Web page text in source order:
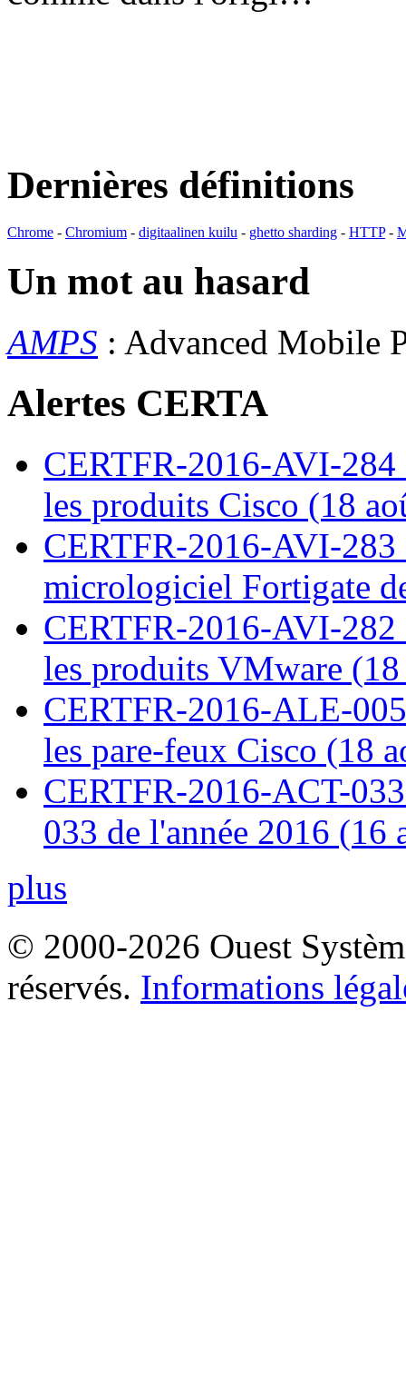
Dernières définitions
Chrome - Chromium - digitaalinen kuilu - ghetto sharding - HTTP-
Un mot au hasard
AMPS : Advanced Mobile
Alertes CERTA
CERTFR-2016-AVI-
les produits Cisco (18
CERTFR-2016-AVI-
micrologiciel Fortigate
CERTFR-2016-AVI-
les produits VMware
CERTFR-2016-ALE-
les pare-feux Cisco (18
CERTFR-2016-ACT-
033 de l'année 2016 (16
plus
© 2000-2026 Ouest
réservés. Informations